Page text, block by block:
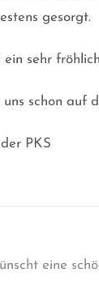
gesorgt.
sehr
schon auf
PKS
eine